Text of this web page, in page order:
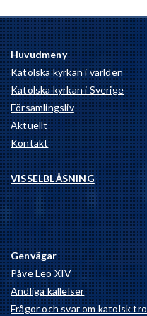
Huvudmeny
Katolska kyrkan i världen
Katolska kyrkan i Sverige
Församlingsliv
Aktuellt
Kontakt
VISSELBLÅSNING
Genvägar
Påve Leo XIV
Andliga kallelser
Frågor och svar om katolsk tro